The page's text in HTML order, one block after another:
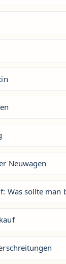
Neuwagen
Was sollte man